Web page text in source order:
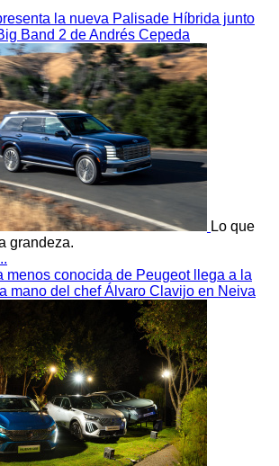
la nueva Palisade Híbrida junto
Band 2 de Andrés Cepeda
Lo que
grandeza.
menos conocida de Peugeot llega a la
mano del chef Álvaro Clavijo en Neiva